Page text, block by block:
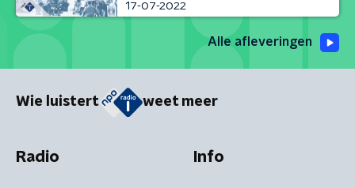
17-07-2022
Alle afleveringen
Wie luistert weet meer
Radio Info